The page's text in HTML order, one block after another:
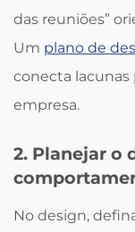
das reuniões”
Um plano de
conecta lacunas
empresa.
2. Planejar o
No design,